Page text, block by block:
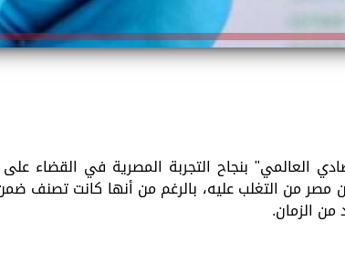
العالمي" بنجاح التجربة المصرية في القضاء
من التغلب عليه، بالرغم من أنها كانت تصنف
الزمان.